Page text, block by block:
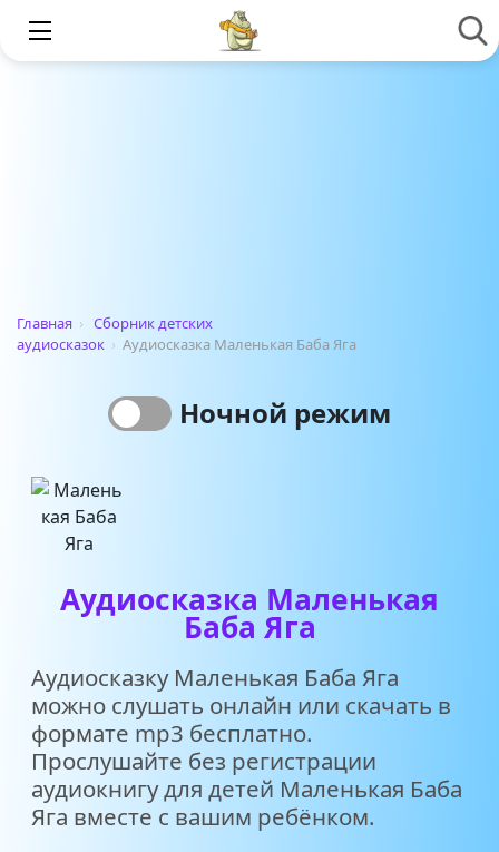
Главная › Сборник детских
аудиосказок › Аудиосказка Маленькая Баба Яга
Ночной режим
Аудиосказка Маленькая
Баба Яга
Аудиосказку Маленькая Баба Яга
можно слушать онлайн или скачать в
формате mp3 бесплатно.
Прослушайте без регистрации
аудиокнигу для детей Маленькая Баба
Яга вместе с вашим ребёнком.